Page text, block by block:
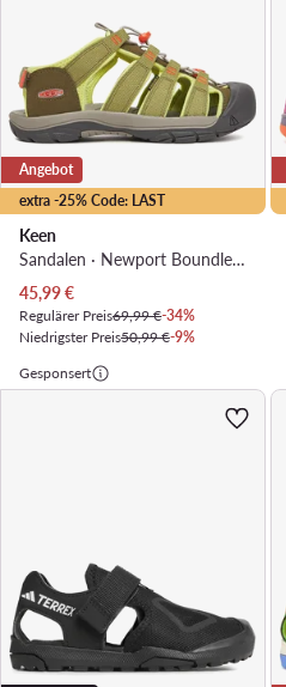
extra -25% Code: LAST
Angebot
Keen
Sandalen · Newport Boundless 1030191 · Grün
Aktueller Preis
45,99€
Regulärer Preis69,99 €-34%
Niedrigster Preis50,99 €-9%
Gesponsert